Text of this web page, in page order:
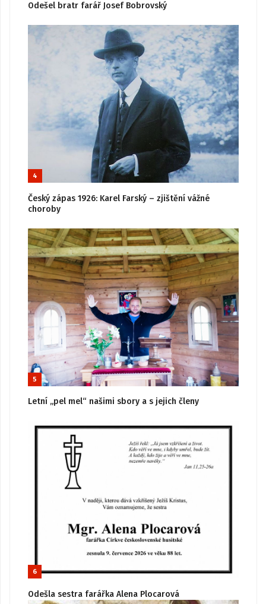
Odešel bratr farář Josef Bobrovský
4
Český zápas 1926: Karel Farský – zjištění vážné
choroby
5
Letní „pel mel“ našimi sbory a s jejich členy
6
Odešla sestra farářka Alena Plocarová